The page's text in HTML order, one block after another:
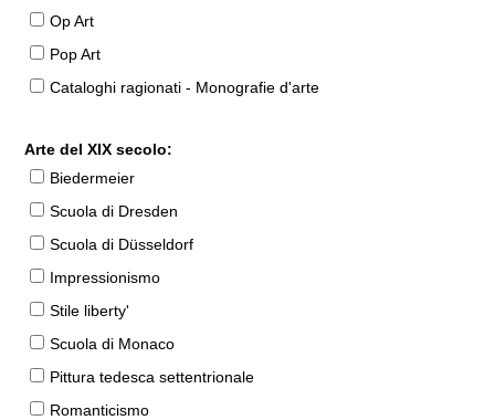
Op Art
Pop Art
Cataloghi ragionati - Monografie d'arte
Arte del XIX secolo:
Biedermeier
Scuola di Dresden
Scuola di Düsseldorf
Impressionismo
Stile liberty'
Scuola di Monaco
Pittura tedesca settentrionale
Romanticismo